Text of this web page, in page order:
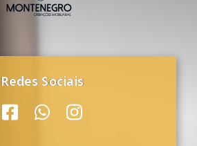
Redes Sociais